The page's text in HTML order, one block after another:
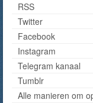
RSS
Twitter
Facebook
Instagram
Telegram kanaal
Tumblr
Alle manieren om